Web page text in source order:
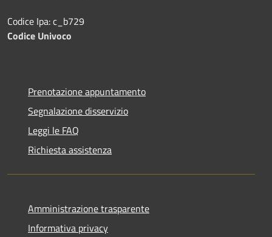
Codice Ipa: c_b729
Codice Univoco
Prenotazione appuntamento
Segnalazione disservizio
Leggi le FAQ
Richiesta assistenza
Amministrazione trasparente
Informativa privacy